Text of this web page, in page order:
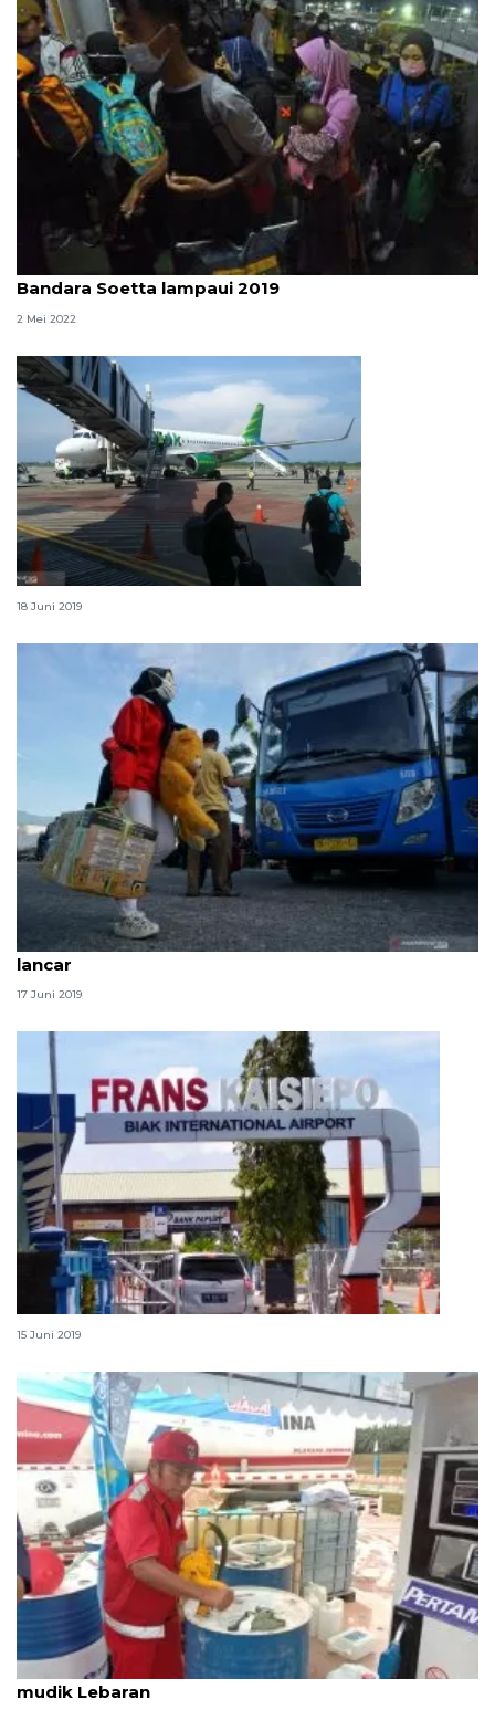
Puncak arus mudik di Pelabuhan Merak dan
Bandara Soetta lampaui 2019
2 Mei 2022
Ketika mudik udara tak lagi jadi pilihan
18 Juni 2019
Evaluasi: arus mudik dan balik Lebaran di Sulteng
lancar
17 Juni 2019
Di Bandara Biak arus balik Lebaran masih ramai
15 Juni 2019
Sisa tetesan keringat dan minyak di balik kisah
mudik Lebaran